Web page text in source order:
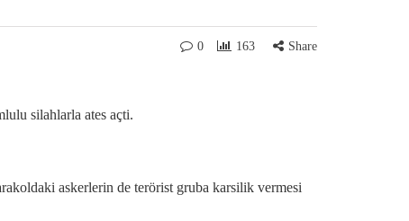
0 163 Share
silahlarla ates açti.
askerlerin de terörist gruba karsilik vermesi